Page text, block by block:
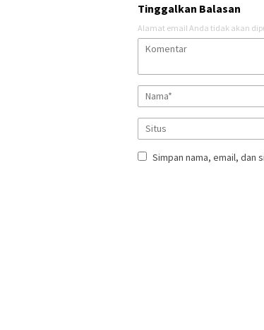
Tinggalkan Balasan
Alamat email Anda tidak akan
Simpan nama, email, dan